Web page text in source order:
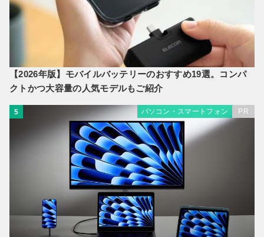
【2026年版】モバイルバッテリーのおすすめ19選。コンパ
クトかつ大容量の人気モデルもご紹介
5 パソコン・スマートフォン PR